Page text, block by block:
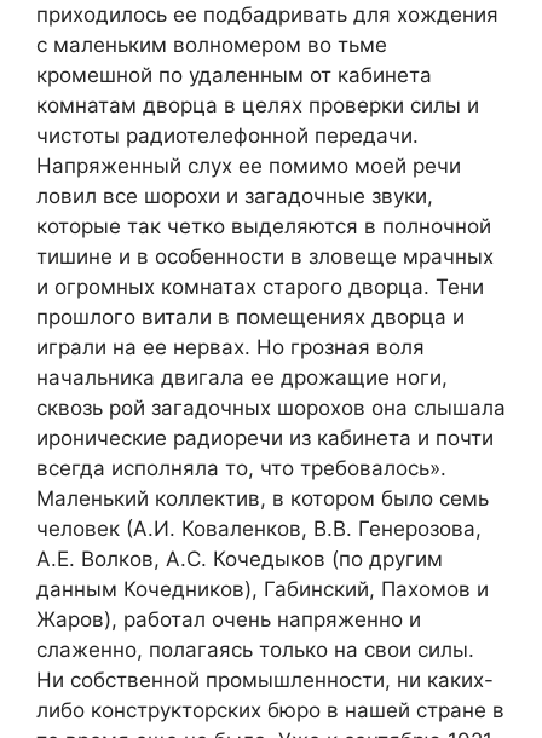
приходилось ее подбадривать для хождения
с маленьким волномером во тьме
кромешной по удаленным от кабинета
комнатам дворца в целях проверки силы и
чистоты радиотелефонной передачи.
Напряженный слух ее помимо моей речи
ловил все шорохи и загадочные звуки,
которые так четко выделяются в полночной
тишине и в особенности в зловеще мрачных
и огромных комнатах старого дворца. Тени
прошлого витали в помещениях дворца и
играли на ее нервах. Но грозная воля
начальника двигала ее дрожащие ноги,
сквозь рой загадочных шорохов она слышала
иронические радиоречи из кабинета и почти
всегда исполняла то, что требовалось».
Маленький коллектив, в котором было семь
человек (А.И. Коваленков, В.В. Генерозова,
А.Е. Волков, А.С. Кочедыков (по другим
данным Кочедников), Габинский, Пахомов и
Жаров), работал очень напряженно и
слаженно, полагаясь только на свои силы.
Ни собственной промышленности, ни каких-
либо конструкторских бюро в нашей стране в